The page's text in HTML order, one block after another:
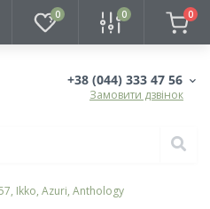
0 0 0
+38 (044) 333 47 56
Замовити дзвінок
Ikko, Azuri, Anthology